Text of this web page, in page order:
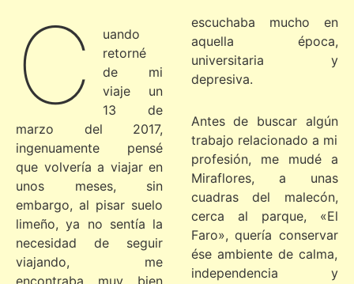
C
uando
retorné
de mi
viaje un
13 de
marzo del 2017,
ingenuamente pensé
que volvería a viajar en
unos meses, sin
embargo, al pisar suelo
limeño, ya no sentía la
necesidad de seguir
viajando, me
encontraba muy bien
escuchaba mucho en
aquella época,
universitaria y
depresiva.
Antes de buscar algún
trabajo relacionado a mi
profesión, me mudé a
Miraflores, a unas
cuadras del malecón,
cerca al parque, «El
Faro», quería conservar
ése ambiente de calma,
independencia y